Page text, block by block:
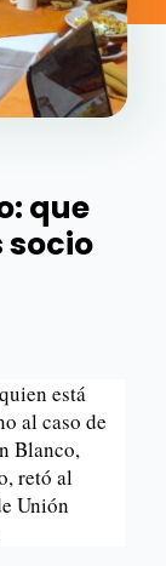
que
socio
está
al caso de
Blanco,
retó al
Unión